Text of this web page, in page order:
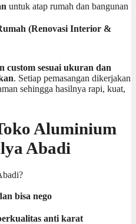
untuk atap rumah dan bangunan
(Renovasi Interior &
custom sesuai ukuran dan
. Setiap pemasangan dikerjakan
sehingga hasilnya rapi, kuat,
Aluminium
Abadi
bisa nego
anti karat